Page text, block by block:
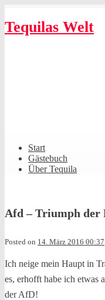
to
content
Tequilas Welt
Primary
Navigation
Start
Gästebuch
Über Tequila
Afd – Triumph der
Posted on 14. März 2016 00:37
Ich neige mein Haupt in
es, erhofft habe ich etwas
der AfD!